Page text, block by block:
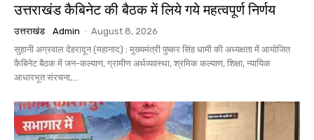
उत्तराखंड कैबिनेट की बैठक में लिये गये महत्वपूर्ण निर्णय
उत्तराखंड Admin - August 8, 2026
सुहानी अग्रवाल देहरादून (महानाद) : मुख्यमंत्री पुष्कर सिंह धामी की अध्यक्षता में आयोजित
कैबिनेट बैठक में जन-कल्याण, ग्रामीण अर्थव्यवस्था, श्रमिक कल्याण, शिक्षा, न्यायिक
आधारभूत संरचना,...